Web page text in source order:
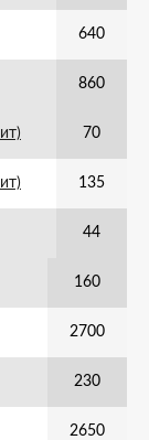
640
860
70
135
44
160
2700
230
2650